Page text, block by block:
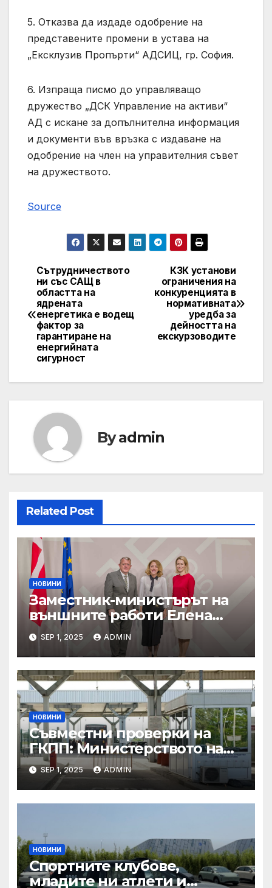
5. Отказва да издаде одобрение на
представените промени в устава на
„Ексклузив Пропърти“ АДСИЦ, гр. София.
6. Изпраща писмо до управляващо
дружество „ДСК Управление на активи“
АД с искане за допълнителна информация
и документи във връзка с издаване на
одобрение на член на управителния съвет
на дружеството.
Source
Post
navigation
КЗК установи
ограничения на
конкуренцията в
нормативната
уредба за
дейността на
екскурзоводите
Сътрудничеството
ни със САЩ в
областта на
ядрената
енергетика е водещ
фактор за
гарантиране на
енергийната
сигурност
Byadmin
Related Post
НОВИНИ
Заместник-министърът на
външните работи Елена
Шекерлетова участва в
неформалната среща на
министрите на външните
работи на ЕС във формат
„Гимних“ на 30 август 2025 г.
в Копенхаген
SEP 1, 2025 ADMIN
НОВИНИ
Съвместни проверки на
ГКПП: Министерството на
туризма и контролните
органи откриха нарушения
при пътувания
SEP 1, 2025 ADMIN
НОВИНИ
Спортните клубове,
младите ни атлети и